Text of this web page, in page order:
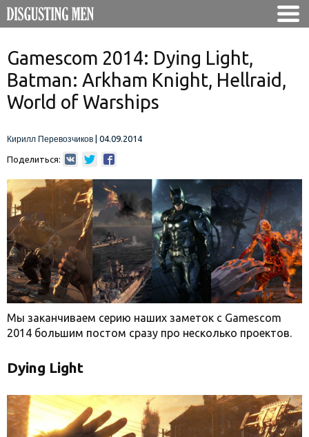
Gamescom 2014: Dying Light,
Batman: Arkham Knight, Hellraid,
World of Warships
Кирилл Перевозчиков 04.09.2014
Поделиться:
Мы заканчиваем серию наших заметок с Gamescom
2014 большим постом сразу про несколько проектов.
Dying Light